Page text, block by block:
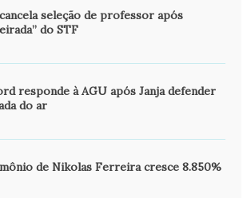
seleção de professor após
do STF
responde à AGU após Janja defender
do ar
de Nikolas Ferreira cresce 8.850%